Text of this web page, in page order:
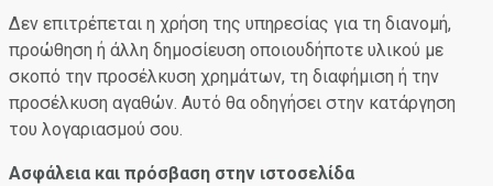
Δεν επιτρέπεται η χρήση της υπηρεσίας για τη διανομή,
προώθηση ή άλλη δημοσίευση οποιουδήποτε υλικού με
σκοπό την προσέλκυση χρημάτων, τη διαφήμιση ή την
προσέλκυση αγαθών. Αυτό θα οδηγήσει στην κατάργηση
του λογαριασμού σου.
Ασφάλεια και πρόσβαση στην ιστοσελίδα